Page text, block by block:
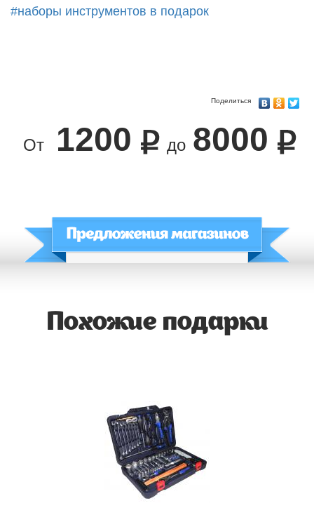
#наборы инструментов в подарок
Поделиться
От 1200 до 8000
Похожие подарки